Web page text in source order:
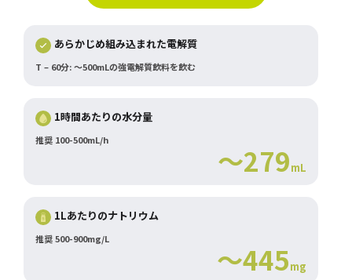
あらかじめ組み込まれた電解質
T – 60分: ～500mLの強電解質飲料を飲む
1時間あたりの水分量
推奨 100-500mL/h
～279mL
1Lあたりのナトリウム
推奨 500-900mg/L
～445mg